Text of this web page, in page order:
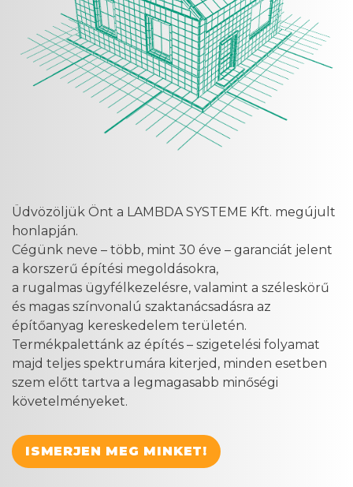
Üdvözöljük Önt a LAMBDA SYSTEME Kft. megújult
honlapján.
Cégünk neve – több, mint 30 éve – garanciát jelent
a korszerű építési megoldásokra,
a rugalmas ügyfélkezelésre, valamint a széleskörű
és magas színvonalú szaktanácsadásra az
építőanyag kereskedelem területén.
Termékpalettánk az építés – szigetelési folyamat
majd teljes spektrumára kiterjed, minden esetben
szem előtt tartva a legmagasabb minőségi
követelményeket.
ISMERJEN MEG MINKET!